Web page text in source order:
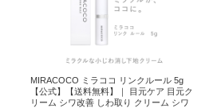
MIRACOCO ミラココ リンクルール 5g
【公式】【送料無料】｜ 目元ケア 目元ク
リーム シワ改善 しわ取り クリーム シワ